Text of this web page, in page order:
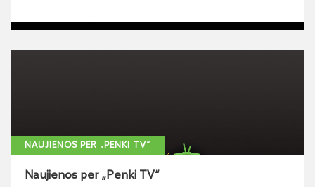
NAUJIENOS PER „PENKI TV“
Naujienos per „Penki TV“